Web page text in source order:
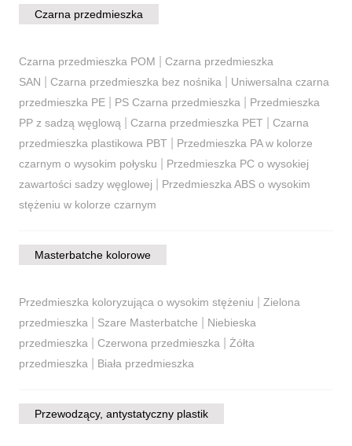
Czarna przedmieszka
Czarna przedmieszka POM
Czarna przedmieszka
SAN
Czarna przedmieszka bez nośnika
Uniwersalna czarna
przedmieszka PE| PS Czarna przedmieszka
Przedmieszka
PP z sadzą węglową
Czarna przedmieszka PET| Czarna
przedmieszka plastikowa PBT| Przedmieszka PA w kolorze
czarnym o wysokim połysku
Przedmieszka PC o wysokiej
zawartości sadzy węglowej
Przedmieszka ABS o wysokim
stężeniu w kolorze czarnym
Masterbatche kolorowe
Przedmieszka koloryzująca o wysokim stężeniu
Zielona
przedmieszka
Szare Masterbatche
Niebieska
przedmieszka
Czerwona przedmieszka
Żółta
przedmieszka
Biała przedmieszka
Przewodzący, antystatyczny plastik